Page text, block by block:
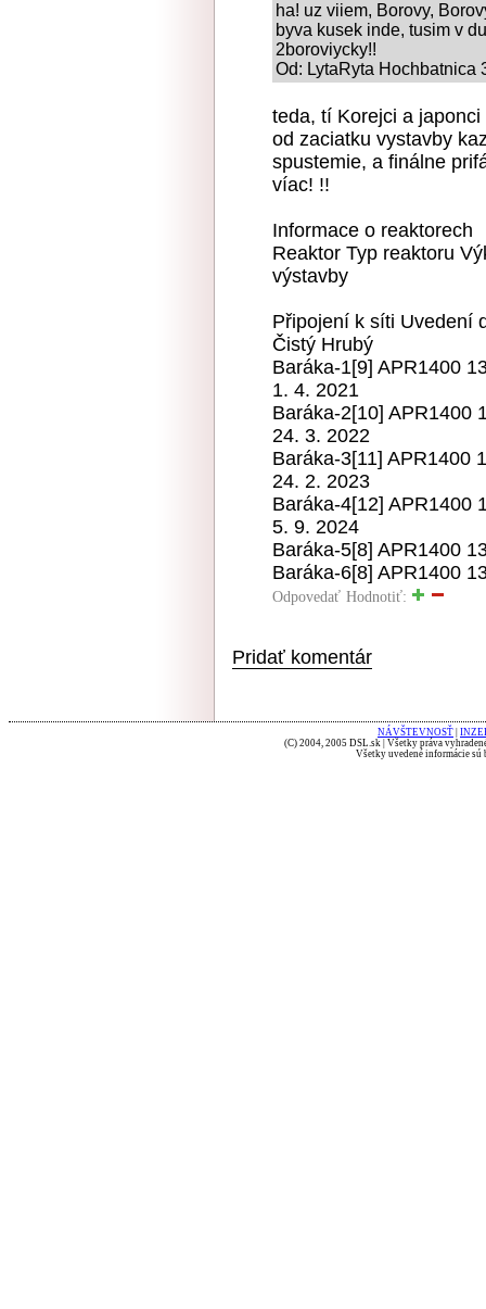
ha! uz viiem, Borovy,
byva kusek inde, tusim v
2boroviycky!!
Od: LytaRyta Hochbatnica
teda, tí Korejci a
od zaciatku vystavby
spustemie, a finálne
víac! !!
Informace o reaktorech
Reaktor Typ reaktoru
výstavby
Připojení k síti Uvedení
Čistý Hrubý
Baráka-1[9] APR1400
1. 4. 2021
Baráka-2[10] APR1400
24. 3. 2022
Baráka-3[11] APR1400
24. 2. 2023
Baráka-4[12] APR1400
5. 9. 2024
Baráka-5[8] APR1400
Baráka-6[8] APR1400
Odpovedať Hodnotiť:
Pridať komentár
NÁVŠTEVNOSŤ
(C) 2004, 2005 DSL.sk | Všetky práva
Všetky uvedené informácie sú